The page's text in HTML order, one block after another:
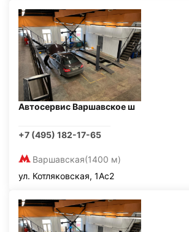
Автосервис Варшавское ш
+7 (495) 182-17-65
Варшавская(1400 м)
ул. Котляковская, 1Ас2